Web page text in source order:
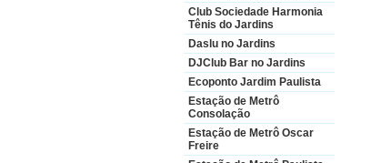
Club Sociedade Harmonia
Tênis do Jardins
Daslu no Jardins
DJClub Bar no Jardins
Ecoponto Jardim Paulista
Estação de Metrô
Consolação
Estação de Metrô Oscar
Freire